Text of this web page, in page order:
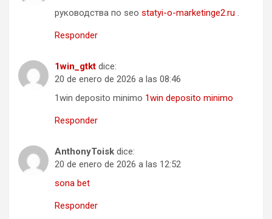
руководства по seo statyi-o-marketinge2.ru .
Responder
1win_gtkt dice:
20 de enero de 2026 a las 08:46
1win deposito minimo 1win deposito minimo
Responder
AnthonyToisk dice:
20 de enero de 2026 a las 12:52
sona bet
Responder